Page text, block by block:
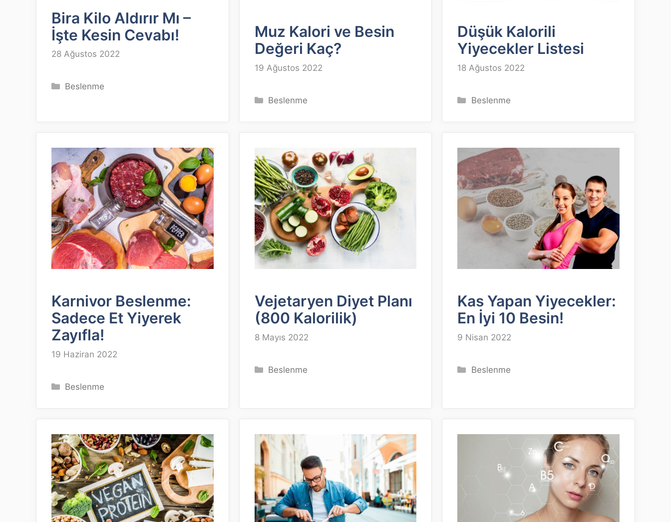
Bira Kilo Aldırır Mı –
İşte Kesin Cevabı!
28 Ağustos 2022
Kategoriler
Beslenme
Muz Kalori ve Besin
Değeri Kaç?
19 Ağustos 2022
Kategoriler
Beslenme
Düşük Kalorili
Yiyecekler Listesi
18 Ağustos 2022
Kategoriler
Beslenme
Karnivor Beslenme:
Sadece Et Yiyerek
Zayıfla!
19 Haziran 2022
Kategoriler
Beslenme
Vejetaryen Diyet Planı
(800 Kalorilik)
8 Mayıs 2022
Kategoriler
Beslenme
Kas Yapan Yiyecekler:
En İyi 10 Besin!
9 Nisan 2022
Kategoriler
Beslenme